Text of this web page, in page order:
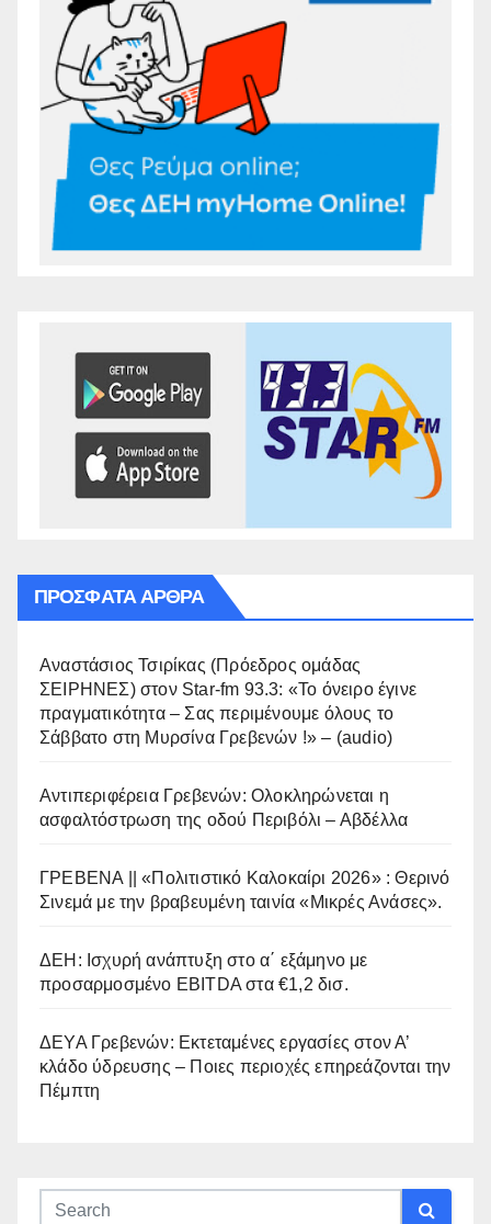
ΠΡΌΣΦΑΤΑ ΆΡΘΡΑ
Αναστάσιος Τσιρίκας (Πρόεδρος ομάδας
ΣΕΙΡΗΝΕΣ) στον Star-fm 93.3: «Το όνειρο έγινε
πραγματικότητα – Σας περιμένουμε όλους το
Σάββατο στη Μυρσίνα Γρεβενών !» – (audio)
Αντιπεριφέρεια Γρεβενών: Ολοκληρώνεται η
ασφαλτόστρωση της οδού Περιβόλι – Αβδέλλα
ΓΡΕΒΕΝΑ || «Πολιτιστικό Καλοκαίρι 2026» : Θερινό
Σινεμά με την βραβευμένη ταινία «Μικρές Ανάσες».
ΔΕΗ: Ισχυρή ανάπτυξη στο α΄ εξάμηνο με
προσαρμοσμένο EBITDA στα €1,2 δισ.
ΔΕΥΑ Γρεβενών: Εκτεταμένες εργασίες στον Α’
κλάδο ύδρευσης – Ποιες περιοχές επηρεάζονται την
Πέμπτη